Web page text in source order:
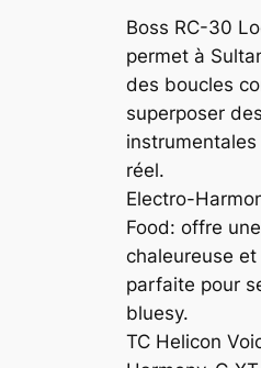
Boss RC-30
permet à
des boucles
superposer
réel.
Electro-
Food: offre
chaleureuse
parfaite pour
bluesy.
TC Helicon